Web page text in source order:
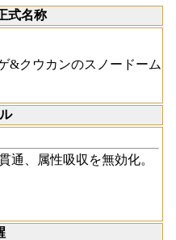
式名称
&クウカンのスノードーム
通、属性吸収を無効化。